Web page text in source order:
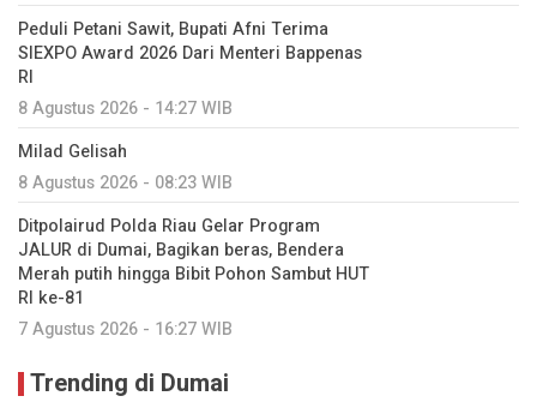
Peduli Petani Sawit, Bupati Afni Terima
SIEXPO Award 2026 Dari Menteri Bappenas
RI
8 Agustus 2026 - 14:27 WIB
Milad Gelisah
8 Agustus 2026 - 08:23 WIB
Ditpolairud Polda Riau Gelar Program
JALUR di Dumai, Bagikan beras, Bendera
Merah putih hingga Bibit Pohon Sambut HUT
RI ke-81
7 Agustus 2026 - 16:27 WIB
Trending di Dumai